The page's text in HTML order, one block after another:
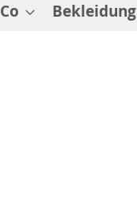
Bekleidung